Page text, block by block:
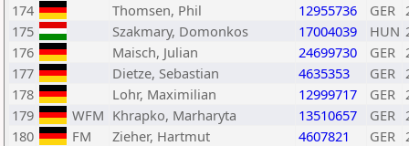
174
Thomsen, Phil 12955736 GER
175
Szakmary, Domonkos 17004039 HUN
176
Maisch, Julian 24699730 GER
177
Dietze, Sebastian 4635353 GER
178
Lohr, Maximilian 12999717 GER
179
WFM Khrapko, Marharyta 13510657 GER
180
FM Zieher, Hartmut 4607821 GER